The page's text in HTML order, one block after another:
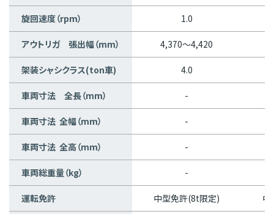
旋回速度（rpm） 1.0
アウトリガ 張出幅（mm） 4,370～4,420
架装シャシクラス(ton車) 4.0
車両寸法 全長（mm） -
車両寸法 全幅（mm） -
車両寸法 全高（mm） -
車両総重量（kg） -
運転免許 中型免許(8t限定) 中